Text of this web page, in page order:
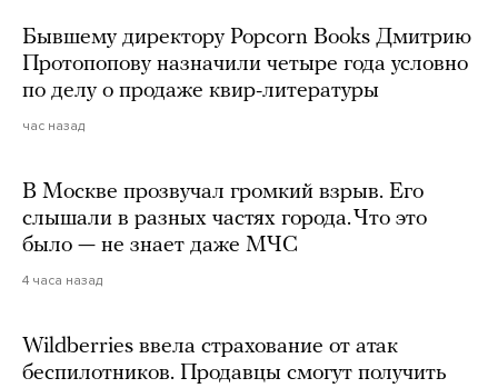
Бывшему директору Popcorn Books Дмитрию
Протопопову назначили четыре года условно
по делу о продаже квир-литературы
час назад
В Москве прозвучал громкий взрыв. Его
слышали в разных частях города. Что это
было — не знает даже МЧС
4 часа назад
Wildberries ввела страхование от атак
беспилотников. Продавцы смогут получить